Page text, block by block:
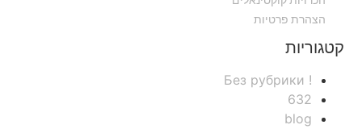
הצהרת פרטיות
קטגוריות
! Без рубрики
632
blog